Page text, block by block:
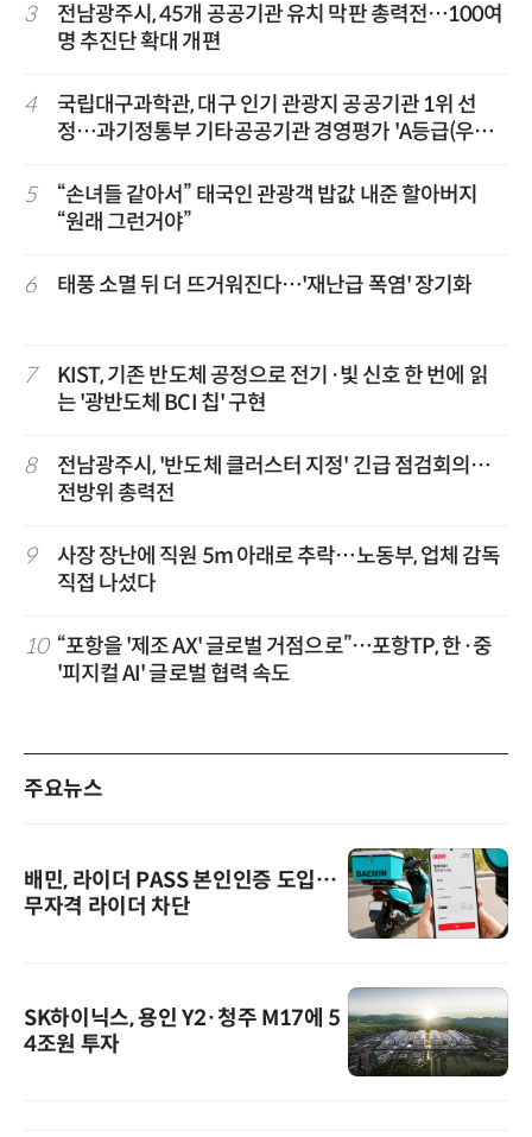
3
전남광주시, 45개 공공기관 유치 막판 총력전…100여
명 추진단 확대 개편
4
국립대구과학관, 대구 인기 관광지 공공기관 1위 선
정…과기정통부 기타공공기관 경영평가 'A등급(우수)'
5
“손녀들 같아서” 태국인 관광객 밥값 내준 할아버지
“원래 그런거야”
6 태풍 소멸 뒤 더 뜨거워진다…'재난급 폭염' 장기화
7
KIST, 기존 반도체 공정으로 전기·빛 신호 한 번에 읽
는 '광반도체 BCI 칩' 구현
8
전남광주시, '반도체 클러스터 지정' 긴급 점검회의…
전방위 총력전
9
사장 장난에 직원 5m 아래로 추락…노동부, 업체 감독
직접 나섰다
10 “포항을 '제조 AX' 글로벌 거점으로”…포항TP, 한·중
'피지컬 AI' 글로벌 협력 속도
주요뉴스
배민, 라이더 PASS 본인인증 도입…
무자격 라이더 차단
SK하이닉스, 용인 Y2·청주 M17에 5
4조원 투자